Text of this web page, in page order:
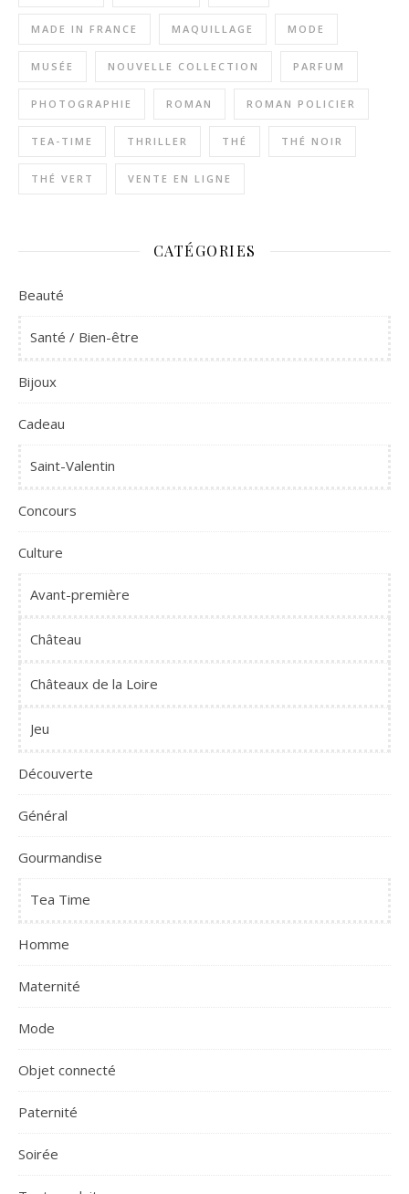
MADE IN FRANCE MAQUILLAGE MODE
MUSÉE NOUVELLE COLLECTION PARFUM
PHOTOGRAPHIE ROMAN ROMAN POLICIER
TEA-TIME THRILLER THÉ THÉ NOIR
THÉ VERT VENTE EN LIGNE
CATÉGORIES
Beauté
Santé / Bien-être
Bijoux
Cadeau
Saint-Valentin
Concours
Culture
Avant-première
Château
Châteaux de la Loire
Jeu
Découverte
Général
Gourmandise
Tea Time
Homme
Maternité
Mode
Objet connecté
Paternité
Soirée